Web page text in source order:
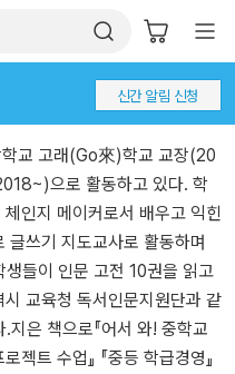
신간 알림 신청
교 고래(Go來)학교 교장(20
으로 활동하고 있다. 학
인지 메이커로서 배우고 익힌
글쓰기 지도교사로 활동하며
생들이 인문 고전 10권을 읽고
시 교육청 독서인문지원단과 같
은 책으로『어서 와! 중학교
젝트 수업』 『중등 학급경영』